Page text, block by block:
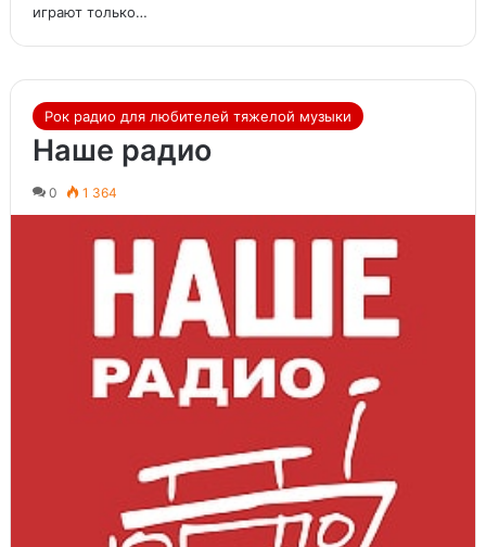
играют только…
Рок радио для любителей тяжелой музыки
Наше радио
0 1 364